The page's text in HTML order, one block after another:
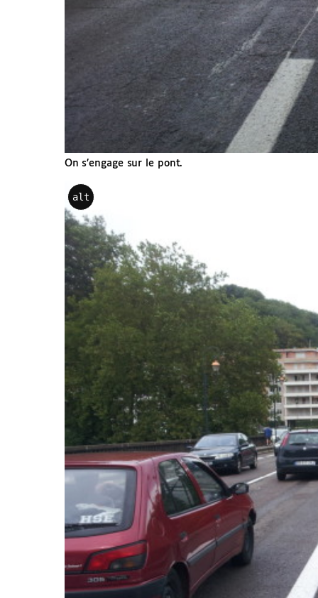
On s’engage sur le pont.
alt